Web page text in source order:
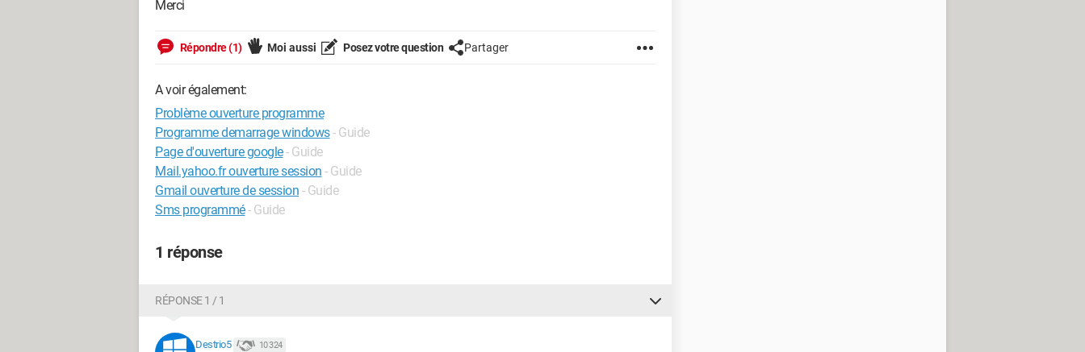
Merci
Répondre (1) Moi aussi Posez votre question Partager
A voir également:
Problème ouverture programme
Programme demarrage windows- Guide
Page d'ouverture google- Guide
Mail.yahoo.fr ouverture session - Guide
Gmail ouverture de session - Guide
Sms programmé- Guide
1 réponse
RÉPONSE 1 / 1
Destrio5 10 324